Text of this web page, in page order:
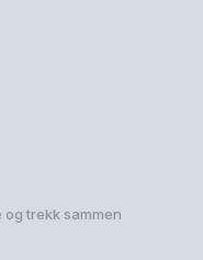
trekk sammen